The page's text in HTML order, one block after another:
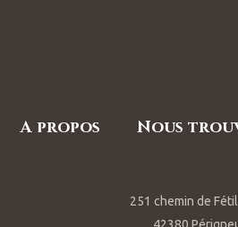
A propos Nous
251 chemin de